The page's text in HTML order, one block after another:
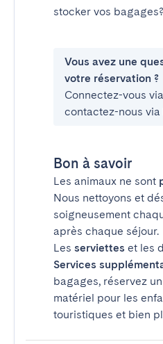
stocker vos bagages?
Vous avez une
votre réservation ?
Connectez-vous
contactez-nous via
Bon à savoir
Les animaux ne sont
Nous nettoyons et
soigneusement
après chaque séjour.
Les serviettes et les
Services
bagages, réservez
matériel pour les
touristiques et bien